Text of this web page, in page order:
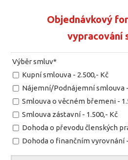
Objednávkový
vypracování
Výběr smluv*
Kupní smlouva - 2.500,- Kč
Nájemní/Podnájemní smlouva
Smlouva o věcném břemeni -
Smlouva zástavní - 1.500,- Kč
Dohoda o převodu členských
Dohoda o finančním vyrovnání